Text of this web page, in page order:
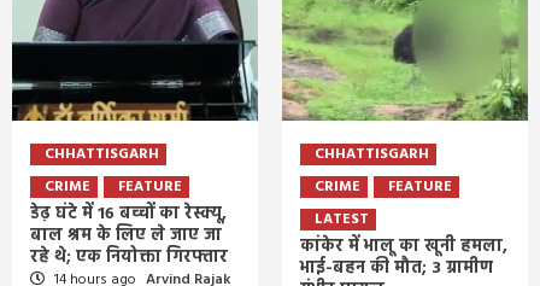
CHHATTISGARH
CRIME
FEATURE
डेढ़ घंटे में 16 बच्चों का रेस्क्यू,
बाल श्रम के लिए ले जाए जा
रहे थे; एक नियोक्ता गिरफ्तार
14 hours ago Arvind Rajak
CHHATTISGARH
CRIME
FEATURE
LATEST
कांकेर में भालू का खूनी हमला,
भाई-बहन की मौत; 3 ग्रामीण